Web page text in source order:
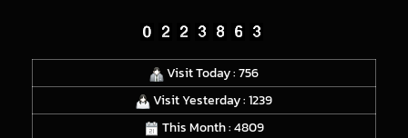
Visit Today : 756
Visit Yesterday : 1239
This Month : 4809